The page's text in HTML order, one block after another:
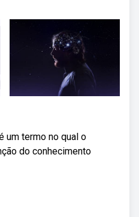
um termo no qual o
do conhecimento